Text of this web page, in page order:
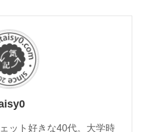
ット好きな40代。大学時